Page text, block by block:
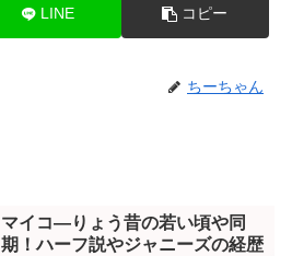
LINE コピー
ちーちゃん
マイコ―りょう昔の若い頃や同
期！ハーフ説やジャニーズの経歴